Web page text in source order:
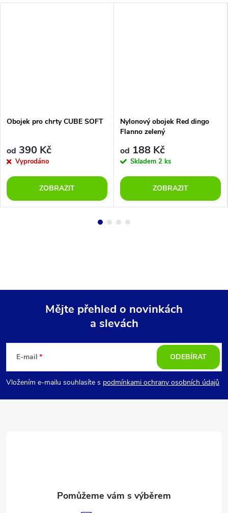
Obojek pro chrty CUBE SOFT
od 390 Kč
Vyprodáno
ZOBRAZIT
Nylonový obojek Red dingo
Flanno zelený
od 188 Kč
Skladem 2 ks
ZOBRAZIT
p
Mějte přehled o novinkách
a slevách
E-mail
Vložením e-mailu souhlasíte s podmínkami ochrany osobních údajů
ODEBÍRAT